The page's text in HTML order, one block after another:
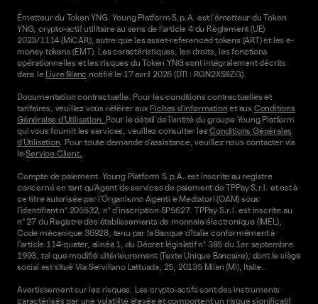
Émetteur du Token YNG. Young Platform S.p.A. est l'émetteur du Token
YNG, crypto-actif utilitaire au sens de l'article 4 du Règlement (UE)
2023/1114 (MiCAR), autre que les asset-referenced tokens (ART) et les e-
money tokens (EMT). Les caractéristiques, les droits, les fonctions
opérationnelles et les risques du Token YNG sont intégralement décrits
dans le Livre Blanc notifié le 17 avril 2026 (DTI : RGN2XS8ZG).
Documentation contractuelle. Pour les conditions contractuelles et
tarifaires, veuillez vous référer aux Fiches d'information et aux Conditions
Générales d'Utilisation. Pour le détail de l'entité du groupe Young Platform
qui vous fournit les services, veuillez consulter lesConditions Générales
d'Utilisation. Pour toute demande d'assistance, veuillez nous contacter via
leService Client.
Compte de paiement. Young Platform S.p.A. est inscrite au registre
concerné en tant qu'Agent de services de paiement de TPPay S.r.l. et est à
ce titre autorisée par l'Organismo Agenti e Mediatori (OAM) sous
l'identifiant n° 205532, n° d'inscription SP5627. TPPay S.r.l. est inscrite au
n° 27 du Registre des établissements de monnaie électronique (IMEL),
Code mécanique 36928, tenu par la Banque d'Italie conformément à
l'article 114-quater, alinéa 1, du Décret législatif n° 385 du 1er septembre
1993, tel que modifié ultérieurement (Texte Unique Bancaire), dont le siège
social est situé Via Serviliano Lattuada, 25, 20135 Milan (MI), Italie.
Avertissement sur les risques. Les crypto-actifs sont des instruments
caractérisés par une volatilité élevée et comportent un risque significatif